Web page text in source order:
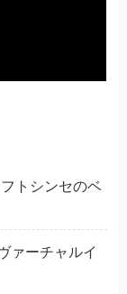
トシンセのベ
ァーチャルイ